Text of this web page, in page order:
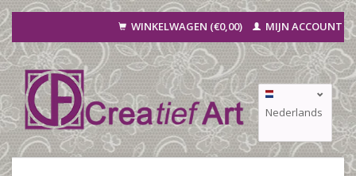
WINKELWAGEN (€0,00) MIJN ACCOUNT
Nederlands
Deutsch